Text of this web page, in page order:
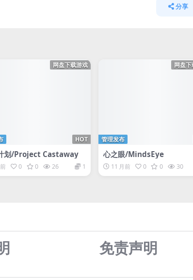
分享
网盘下载游戏
HOT
划/Project Castaway
0 0 26 1
网盘
管理发布
心之眼/MindsEye
11 月前 0 0 30
免责声明